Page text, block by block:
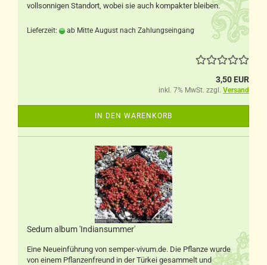
vollsonnigen Standort, wobei sie auch kompakter bleiben.
Lieferzeit: ab Mitte August nach Zahlungseingang
3,50 EUR
inkl. 7% MwSt. zzgl. Versand
IN DEN WARENKORB
Sedum album 'Indiansummer'
Eine Neueinführung von semper-vivum.de. Die Pflanze wurde
von einem Pflanzenfreund in der Türkei gesammelt und